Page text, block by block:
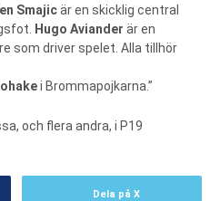
Smajicär en skicklig central
Hugo Aviander är en
som driver spelet. Alla tillhör
i Brommapojkarna.”
och flera andra, i P19
Dela på X